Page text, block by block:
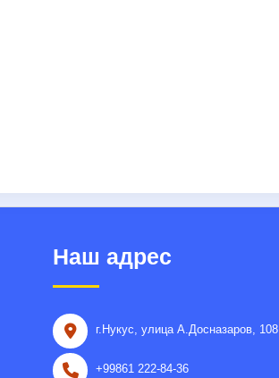
Наш адрес
г.Нукус, улица A.Досназаров, 108
+99861 222-84-36